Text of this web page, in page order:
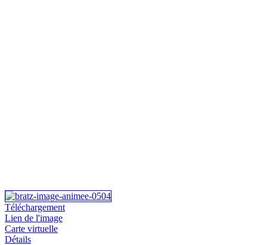
Téléchargement
Lien de l'image
Carte virtuelle
Détails